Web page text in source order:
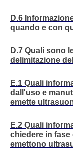
D.6
quando e con
D.7 Quali sono
delimitazione
E.1 Quali
dall'uso e
emette
E.2 Quali
chiedere in
emettono